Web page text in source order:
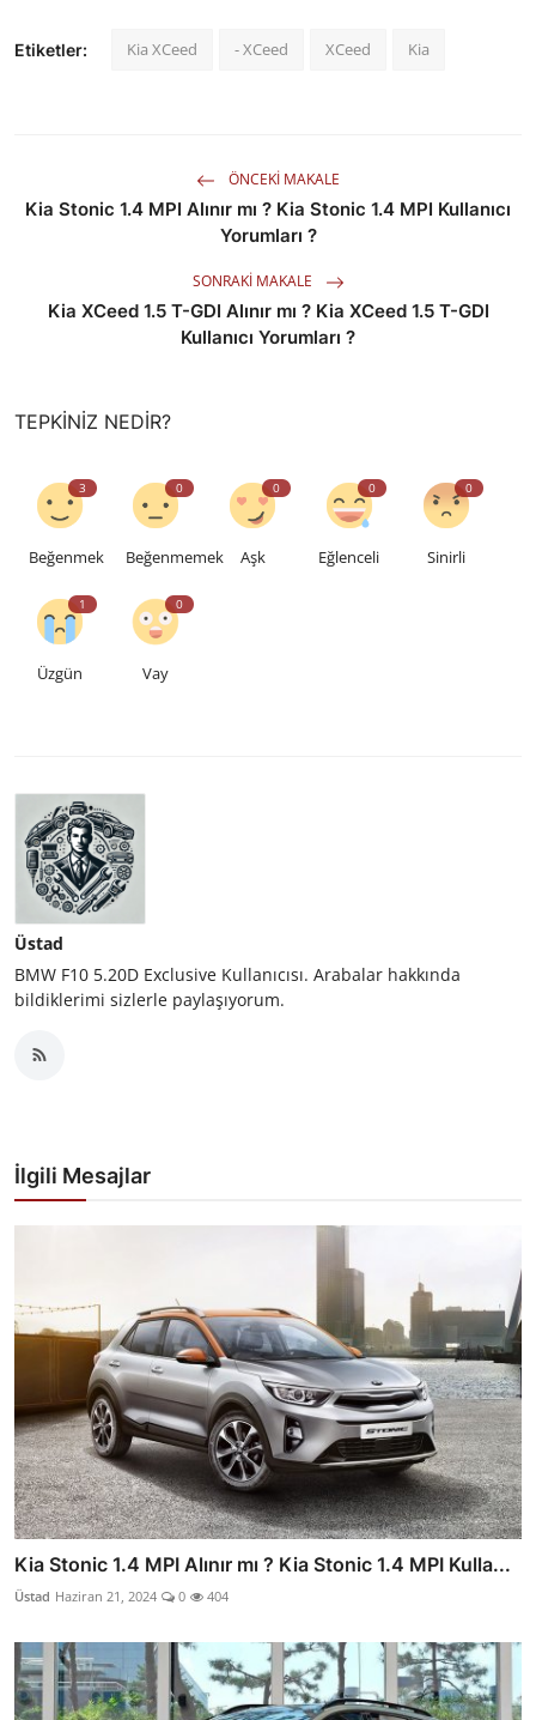
Etiketler: Kia XCeed - XCeed XCeed Kia
ÖNCEKI MAKALE
Kia Stonic 1.4 MPI Alınır mı ? Kia Stonic 1.4 MPI Kullanıcı
Yorumları ?
SONRAKI MAKALE
Kia XCeed 1.5 T-GDI Alınır mı ? Kia XCeed 1.5 T-GDI
Kullanıcı Yorumları ?
TEPKINIZ NEDIR?
3
Beğenmek
0
Beğenmemek
0
Aşk
0
Eğlenceli
0
Sinirli
1
Üzgün
0
Vay
Üstad
BMW F10 5.20D Exclusive Kullanıcısı. Arabalar hakkında
bildiklerimi sizlerle paylaşıyorum.
İlgili Mesajlar
Kia Stonic 1.4 MPI Alınır mı ? Kia Stonic 1.4 MPI Kulla...
Üstad Haziran 21, 2024 0 404